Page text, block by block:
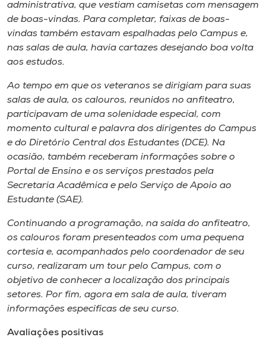
Museu
Unoesc
Store
o idioma
A+
A-
administrativa, que vestiam camisetas com mensagem
de boas-vindas. Para completar, faixas de boas-
vindas também estavam espalhadas pelo Campus e,
nas salas de aula, havia cartazes desejando boa volta
aos estudos.
Ao tempo em que os veteranos se dirigiam para suas
salas de aula, os calouros, reunidos no anfiteatro,
participavam de uma solenidade especial, com
momento cultural e palavra dos dirigentes do Campus
e do Diretório Central dos Estudantes (DCE). Na
ocasião, também receberam informações sobre o
Portal de Ensino e os serviços prestados pela
Secretaria Acadêmica e pelo Serviço de Apoio ao
Estudante (SAE).
Continuando a programação, na saída do anfiteatro,
os calouros foram presenteados com uma pequena
cortesia e, acompanhados pelo coordenador de seu
curso, realizaram um tour pelo Campus, com o
objetivo de conhecer a localização dos principais
setores. Por fim, agora em sala de aula, tiveram
informações específicas de seu curso.
Avaliações positivas